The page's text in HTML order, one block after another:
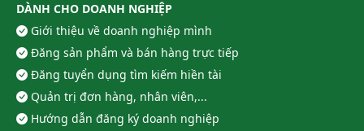
DÀNH CHO DOANH NGHIỆP
Giới thiệu về doanh nghiệp mình
Đăng sản phẩm và bán hàng trực tiếp
Đăng tuyển dụng tìm kiếm hiền tài
Quản trị đơn hàng, nhân viên,...
Hướng dẫn đăng ký doanh nghiệp